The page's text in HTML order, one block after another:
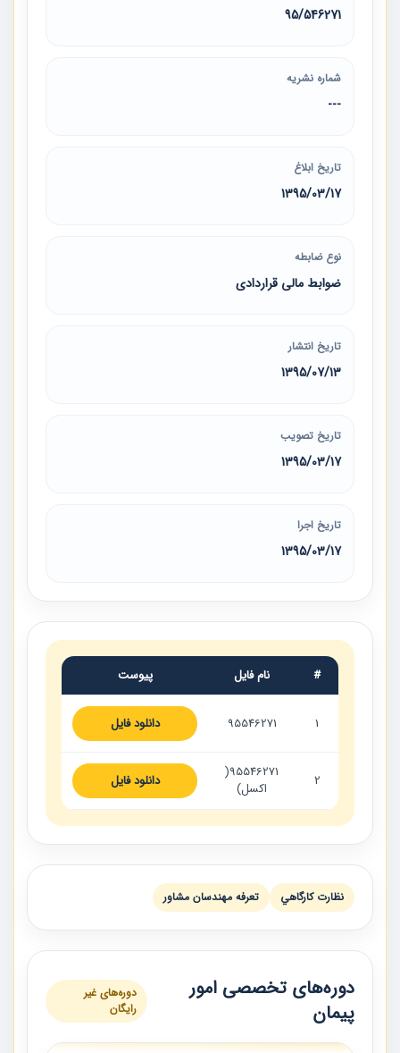
95/546271
شماره نشریه
---
تاریخ ابلاغ
1395/03/17
نوع ضابطه
ضوابط مالی قراردادی
تاریخ انتشار
1395/07/13
تاریخ تصویب
1395/03/17
تاریخ اجرا
1395/03/17
# نام فایل پیوست
1
95546271 دانلود فایل
2
95546271(
اکسل)
دانلود فایل
نظارت كارگاهي تعرفه مهندسان مشاور
دوره‌های تخصصی امور
پیمان
دوره‌های غیر
رایگان